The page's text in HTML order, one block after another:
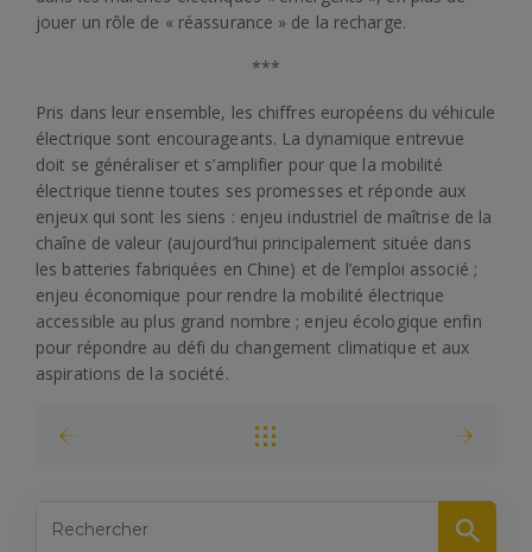
jouer un rôle de « réassurance » de la recharge.
***
Pris dans leur ensemble, les chiffres européens du véhicule
électrique sont encourageants. La dynamique entrevue
doit se généraliser et s’amplifier pour que la mobilité
électrique tienne toutes ses promesses et réponde aux
enjeux qui sont les siens : enjeu industriel de maîtrise de la
chaîne de valeur (aujourd’hui principalement située dans
les batteries fabriquées en Chine) et de l’emploi associé ;
enjeu économique pour rendre la mobilité électrique
accessible au plus grand nombre ; enjeu écologique enfin
pour répondre au défi du changement climatique et aux
aspirations de la société.